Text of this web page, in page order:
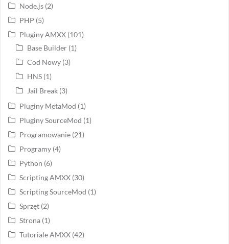
Node.js (2)
PHP (5)
Pluginy AMXX (101)
Base Builder (1)
Cod Nowy (3)
HNS (1)
Jail Break (3)
Pluginy MetaMod (1)
Pluginy SourceMod (1)
Programowanie (21)
Programy (4)
Python (6)
Scripting AMXX (30)
Scripting SourceMod (1)
Sprzęt (2)
Strona (1)
Tutoriale AMXX (42)